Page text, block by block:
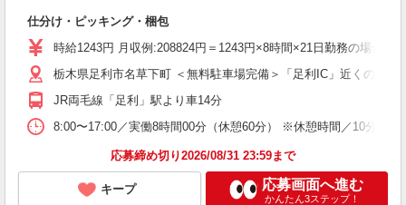
仕分け・ピッキング・梱包
時給1243円 月収例:208824円＝1243円×8時間×21日勤務の場合
栃木県足利市名草下町 ＜無料駐車場完備＞「足利IC」近くの、キ
JR両毛線「足利」駅より車14分
8:00〜17:00／実働8時間00分（休憩60分） ※休憩時間／10分休
応募締め切り2026/08/31 23:59まで
キープ 応募画面へ進む
かんたん3ステップ！